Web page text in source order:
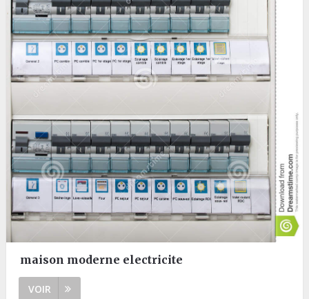
maison moderne electricite
VOIR